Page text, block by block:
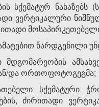
სქემატურ
ვერტიკალური
წარდგენილი
მდგომარეობის
ან/და ორთოფოტოგეგმა;
სქემატური
ძირითადი